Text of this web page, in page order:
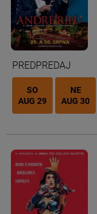
PREDPREDAJ
SO
AUG 29
NE
AUG 30